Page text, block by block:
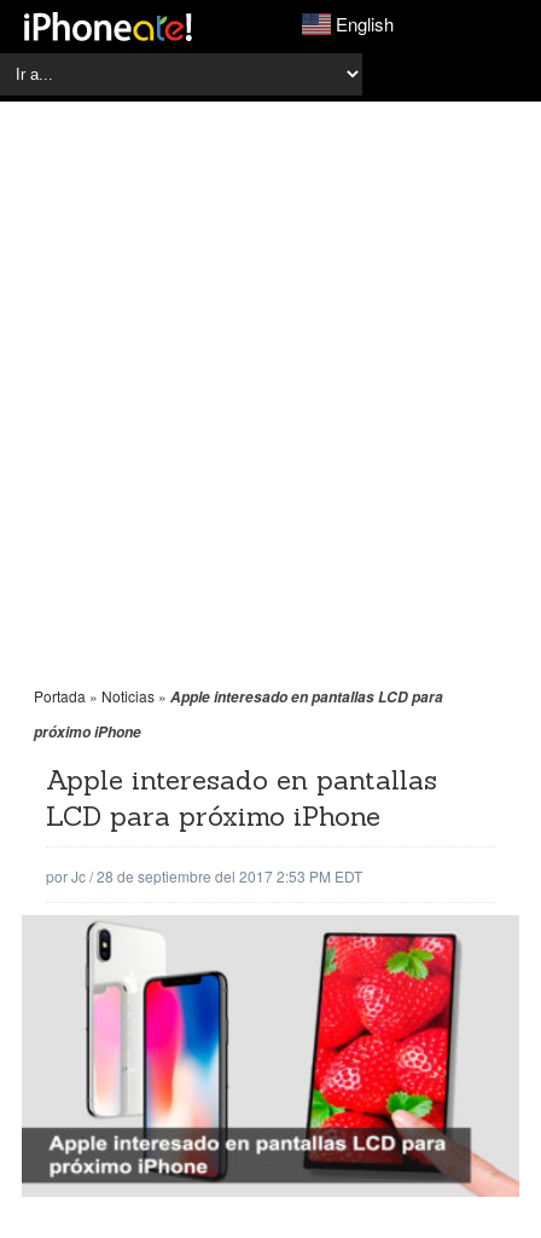
English
Portada » Noticias » Apple interesado en pantallas LCD para
próximo iPhone
Apple interesado en pantallas
LCD para próximo iPhone
porJc/28 de septiembre del 2017 2:53 PM EDT